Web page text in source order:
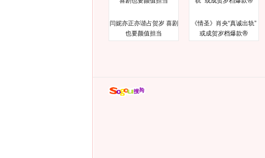
闫妮亦正亦谐占贺岁 喜剧
也要颜值担当
《情圣》肖央“真诚出轨”
或成贺岁档爆款帝